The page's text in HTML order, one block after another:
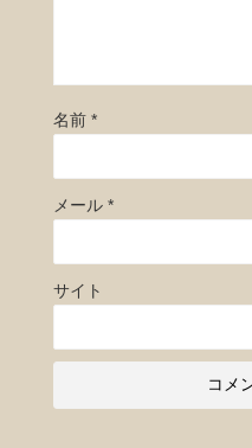
名前 *
メール *
サイト